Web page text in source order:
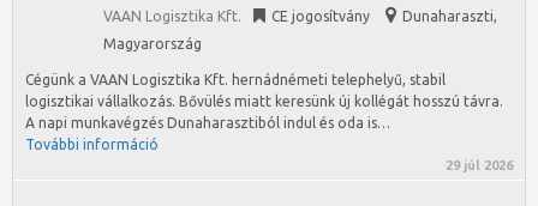
VAAN Logisztika Kft. CE jogosítvány Dunaharaszti,
Magyarország
Cégünk a VAAN Logisztika Kft. hernádnémeti telephelyű, stabil
logisztikai vállalkozás. Bővülés miatt keresünk új kollégát hosszú távra.
A napi munkavégzés Dunaharasztiból indul és oda is…
További információ
29 júl 2026